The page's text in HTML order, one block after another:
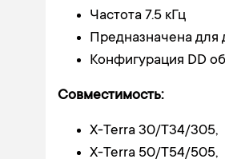
Частота 7.5 кГц
Предназначена для
Конфигурация DD
Совместимость:
X-Terra 30/Т34/305,
X-Terra 50/Т54/505,